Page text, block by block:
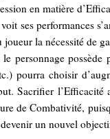
en matière
ses performances
joueur la nécessité de
personnage
pourra choisir
Sacrifier l’Efficacité
de Combativité,
un nouvel